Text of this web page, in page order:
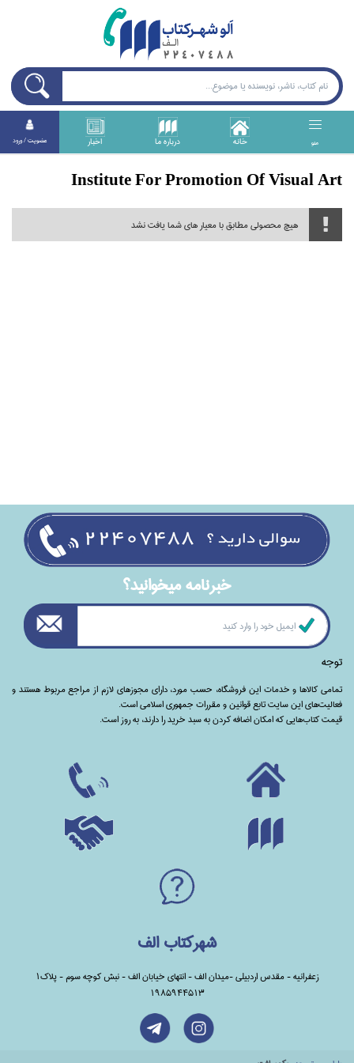
منو خانه درباره ما اخبار عضويت / ورود
Institute For Promotion Of Visual Art
هیچ محصولی مطابق با معیار های شما یافت نشد
خبرنامه ميخوانيد؟
توجه
تمامی‌ کالاها و خدمات این فروشگاه، حسب مورد،‌ دارای مجوزهای لازم از مراجع مربوط هستند ‌و‌‌
فعالیت‌های این سایت تابع قوانین و مقررات جمهوری اسلامی است.
قیمت کتاب‌هایی که امکان اضافه کردن به سبد خرید را دارند،‌ به روز است.
شهرکتاب الف
زعفرانیه - مقدس اردبیلی -میدان الف - انتهای خیابان الف - نبش کوچه سوم - پلاک1
1985944513